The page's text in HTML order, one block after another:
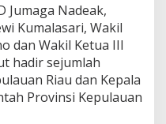
Jumaga Nadeak,
Kumalasari, Wakil
dan Wakil Ketua III
hadir sejumlah
Riau dan Kepala
Provinsi Kepulauan